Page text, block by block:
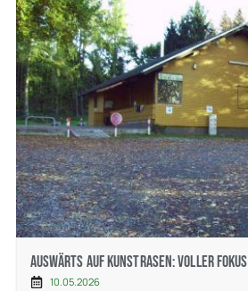
Auswärts auf Kunstrasen: Voller
10.05.2026